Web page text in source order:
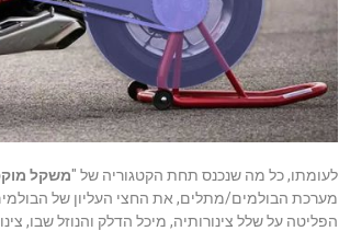
לעומתו, כל מה שנכנס תחת הקטגוריה של "משקל
מערכת הבולמים/מתלים, את החצי העליון של
הפליטה על שלל צינורותיה, מיכל הדלק והנוזל שבו,